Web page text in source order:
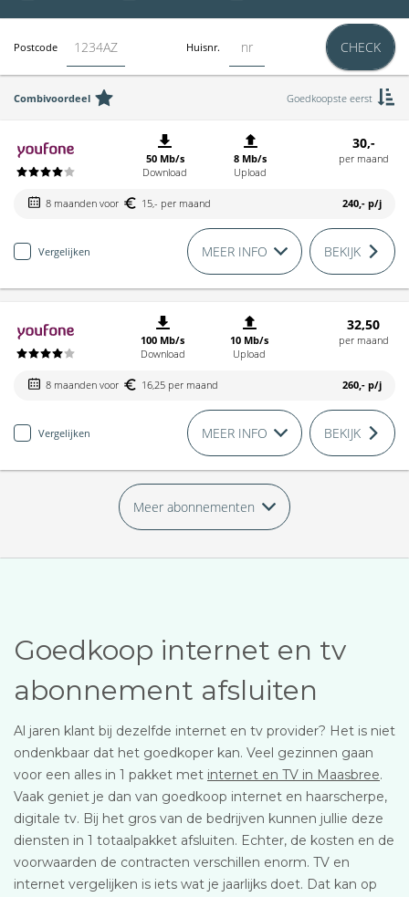
Postcode Huisnr. CHECK
Combivoordeel Goedkoopste eerst
50 Mb/s
Download
8 Mb/s
Upload
30,-
per maand
8 maanden voor 15,- per maand 240,- p/j
Vergelijken MEER INFO BEKIJK
100 Mb/s
Download
10 Mb/s
Upload
32,50
per maand
8 maanden voor 16,25 per maand 260,- p/j
Vergelijken MEER INFO BEKIJK
Meer abonnementen
Goedkoop internet en tv
abonnement afsluiten
Al jaren klant bij dezelfde internet en tv provider? Het is niet
ondenkbaar dat het goedkoper kan. Veel gezinnen gaan
voor een alles in 1 pakket met internet en TV in Maasbree.
Vaak geniet je dan van goedkoop internet en haarscherpe,
digitale tv. Bij het gros van de bedrijven kunnen jullie deze
diensten in 1 totaalpakket afsluiten. Echter, de kosten en de
voorwaarden de contracten verschillen enorm. TV en
internet vergelijken is iets wat je jaarlijks doet. Dat kan op